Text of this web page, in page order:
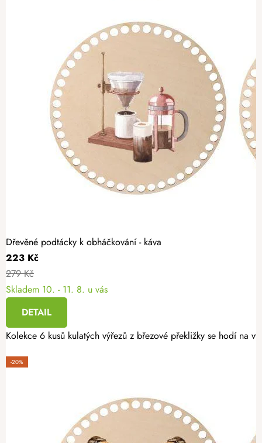
Dřevěné podtácky k obháčkování - káva
223 Kč
279 Kč
Skladem 10. - 11. 8. u vás
DETAIL
Kolekce 6 kusů kulatých výřezů z březové překližky se hodí na
-20%